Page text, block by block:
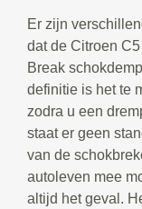
Er zijn
dat de Citroen
Break
definitie is het te
zodra u een
staat er geen
van de
autoleven mee
altijd het geval.